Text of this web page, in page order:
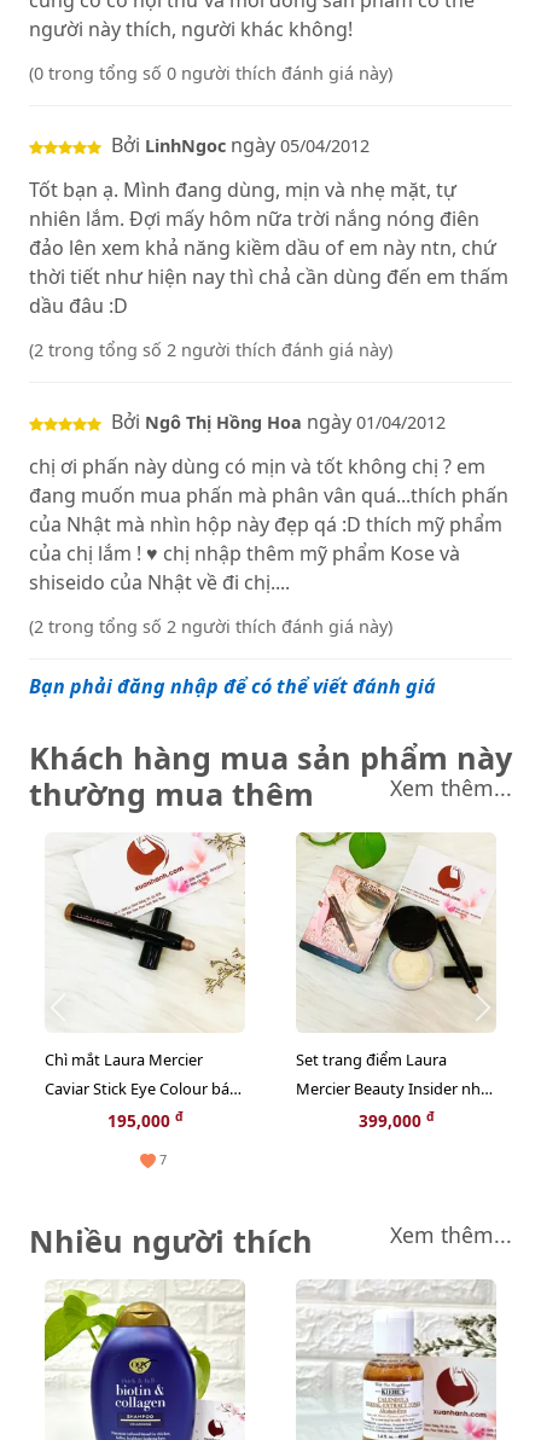
người này thích, người khác không!
(0 trong tổng số 0 người thích đánh giá này)
Bởi LinhNgoc ngày 05/04/2012
Tốt bạn ạ. Mình đang dùng, mịn và nhẹ mặt, tự
nhiên lắm. Đợi mấy hôm nữa trời nắng nóng điên
đảo lên xem khả năng kiềm dầu of em này ntn, chứ
thời tiết như hiện nay thì chả cần dùng đến em thấm
dầu đâu :D
(2 trong tổng số 2 người thích đánh giá này)
Bởi Ngô Thị Hồng Hoa ngày 01/04/2012
chị ơi phấn này dùng có mịn và tốt không chị ? em
đang muốn mua phấn mà phân vân quá...thích phấn
của Nhật mà nhìn hộp này đẹp qá :D thích mỹ phẩm
của chị lắm ! ♥ chị nhập thêm mỹ phẩm Kose và
shiseido của Nhật về đi chị....
(2 trong tổng số 2 người thích đánh giá này)
Bạn phải đăng nhập để có thể viết đánh giá
Khách hàng mua sản phẩm này
thường mua thêm
Xem thêm...
Chì mắt Laura Mercier
Caviar Stick Eye Colour bám
màu tốt, mịn lì #Strapless
195,000 đ
7
Set trang điểm Laura
Mercier Beauty Insider nhỏ
xinh, tiện dụng, cơ bản tiện
399,000 đ
Nhiều người thích Xem thêm...